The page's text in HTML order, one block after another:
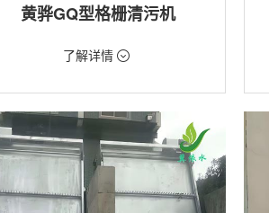
黄骅GQ型格栅清污机
格：1899元/台
：泵站,污水处理,水电站,自来水厂,给排水
了解详情